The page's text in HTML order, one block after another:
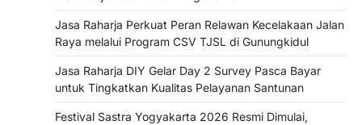
Jasa Raharja Perkuat Peran Relawan Kecelakaan Jalan
Raya melalui Program CSV TJSL di Gunungkidul
Jasa Raharja DIY Gelar Day 2 Survey Pasca Bayar
untuk Tingkatkan Kualitas Pelayanan Santunan
Festival Sastra Yogyakarta 2026 Resmi Dimulai,